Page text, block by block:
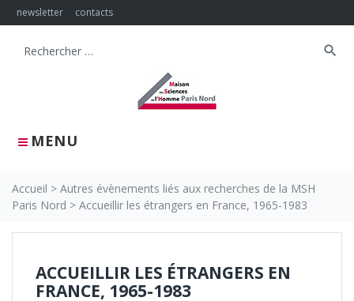
newsletter contacts
MENU
search
Accueil > Autres évènements liés aux recherches de la MSH
Paris Nord > Accueillir les étrangers en France, 1965-1983
ACCUEILLIR LES ÉTRANGERS EN
FRANCE, 1965-1983